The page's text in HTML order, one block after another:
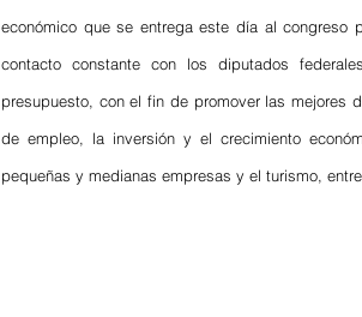
económico que se entrega este día al congreso
contacto constante con los diputados
presupuesto, con el fin de promover las mejores
de empleo, la inversión y el crecimiento
pequeñas y medianas empresas y el turismo,